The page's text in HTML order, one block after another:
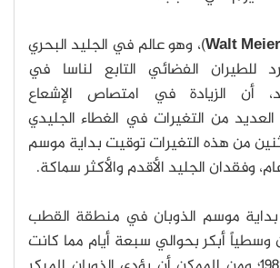
Walt Meier)، وهو عالم في الجليد البحري
للطيران الفضائي التابع لناسا في
أن الزيادة في امتصاص الإشعاع
من التغيرات في الغطاء الجليدي
من هذه التغيرات توقيت بداية موسم
وفقدان الجليد الأقدم والأكثر سماكة.
بداية موسم الذوبان في منطقة القطب
وسطياً أبكر بحوالي سبعة أيام مما كانت